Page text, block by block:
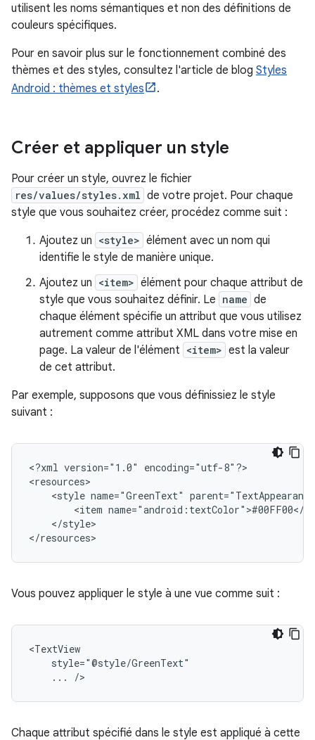
utilisent les noms sémantiques et non des définitions de
couleurs spécifiques.
Pour en savoir plus sur le fonctionnement combiné des
thèmes et des styles, consultez l'article de blog Styles
Android : thèmes et styles
.
Créer et appliquer un style
Pour créer un style, ouvrez le fichier
res/values/styles.xml de votre projet. Pour chaque
style que vous souhaitez créer, procédez comme suit :
Ajoutez un <style> élément avec un nom qui
identifie le style de manière unique.
Ajoutez un <item> élément pour chaque attribut de
style que vous souhaitez définir. Le name de
chaque élément spécifie un attribut que vous utilisez
autrement comme attribut XML dans votre mise en
page. La valeur de l'élément <item> est la valeur
de cet attribut.
Par exemple, supposons que vous définissiez le style
suivant :
<?xml version="1.0"
encoding="utf-8"?>
<style name="GreenText"
<item
</style>
</resources>
Vous pouvez appliquer le style à une vue comme suit :
...
/>
Chaque attribut spécifié dans le style est appliqué à cette